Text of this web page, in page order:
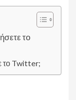
το
το Twitter;